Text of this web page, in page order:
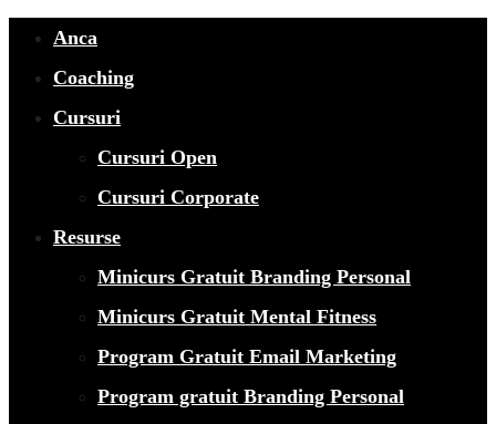
Anca
Coaching
Cursuri
Cursuri Open
Cursuri Corporate
Resurse
Minicurs Gratuit Branding Personal
Minicurs Gratuit Mental Fitness
Program Gratuit Email Marketing
Program gratuit Branding Personal